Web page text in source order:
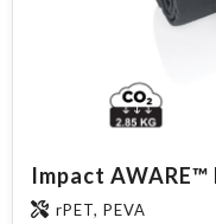
Impact
rPET, PEVA